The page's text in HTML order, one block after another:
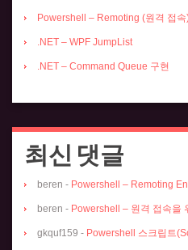
Powershell – Remoting (원격 접속
.NET – WPF JumpList
.NET – Command Queue 구현
최신 댓글
beren - Powershell – Remoting
beren - Powershell – 원격 접속을
gkquf159 - Powershell 스크립트